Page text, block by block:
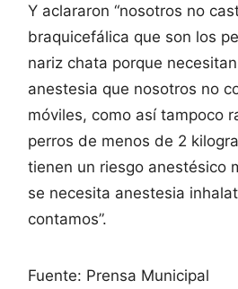
Y aclararon “nosotros no
braquicefálica que son los
nariz chata porque
anestesia que nosotros no
móviles, como así tampoco
perros de menos de 2
tienen un riesgo anestésico
se necesita anestesia
contamos”.
Fuente: Prensa Municipal